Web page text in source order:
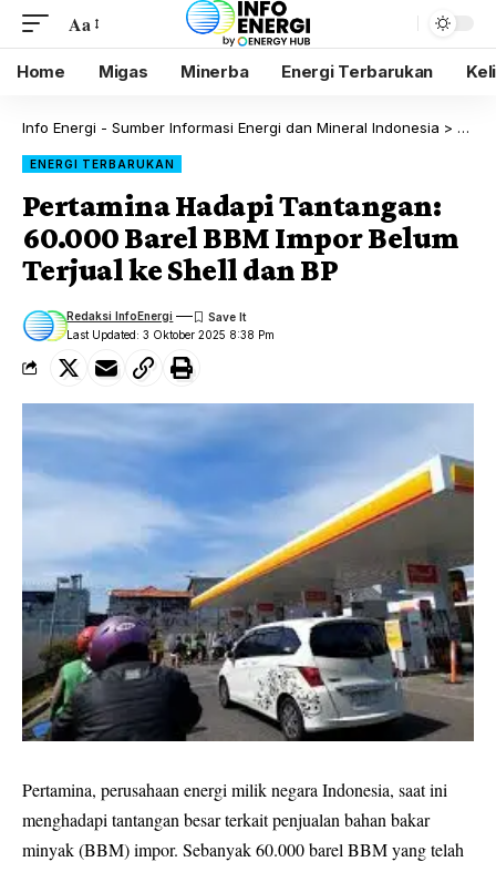
Aa
Home Migas Minerba Energi Terbarukan
Info Energi - Sumber Informasi Energi dan Mineral Indonesia > Blog
ENERGI TERBARUKAN
Pertamina Hadapi Tantangan:
60.000 Barel BBM Impor Belum
Terjual ke Shell dan BP
Last Updated: 3 Oktober 2025 8:38 Pm
Redaksi InfoEnergi
Pertamina, perusahaan energi milik negara Indonesia, saat ini
menghadapi tantangan besar terkait penjualan bahan bakar
minyak (BBM) impor. Sebanyak 60.000 barel BBM yang telah